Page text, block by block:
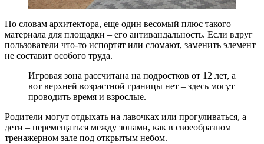
По словам архитектора, еще один весомый плюс такого
материала для площадки – его антивандальность. Если вдруг
пользователи что-то испортят или сломают, заменить элемент
не составит особого труда.
Игровая зона рассчитана на подростков от 12 лет, а
вот верхней возрастной границы нет – здесь могут
проводить время и взрослые.
Родители могут отдыхать на лавочках или прогуливаться, а
дети – перемещаться между зонами, как в своеобразном
тренажерном зале под открытым небом.